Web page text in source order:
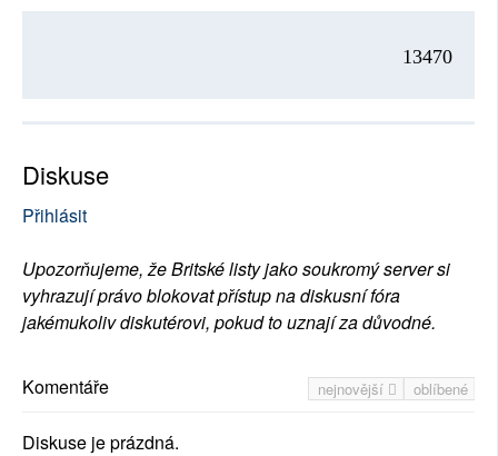
13470
Diskuse
Přihlásit
Upozorňujeme, že Britské listy jako soukromý server si
vyhrazují právo blokovat přístup na diskusní fóra
jakémukoliv diskutérovi, pokud to uznají za důvodné.
nejnovější oblíbené
Komentáře
Diskuse je prázdná.